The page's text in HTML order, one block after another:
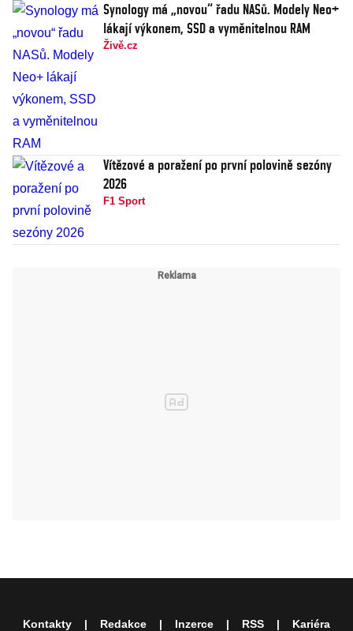
Synology má „novou“ řadu NASů. Modely Neo+
lákají výkonem, SSD a vyměnitelnou RAM
Živě.cz
Vítězové a poražení po první polovině sezóny
2026
F1 Sport
Kontakty Redakce Inzerce RSS Kariéra